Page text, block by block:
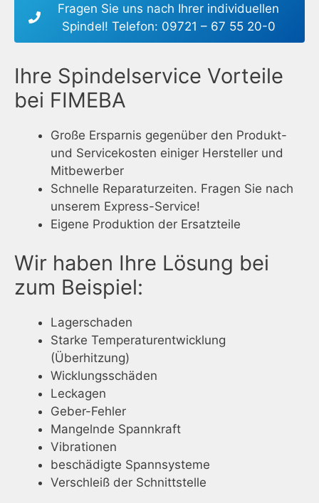
Fragen Sie uns nach Ihrer individuellen
Spindel! Telefon: 09721 – 67 55 20-0
Ihre Spindelservice Vorteile
bei FIMEBA
Große Ersparnis gegenüber den Produkt-
und Servicekosten einiger Hersteller und
Mitbewerber
Schnelle Reparaturzeiten. Fragen Sie nach
unserem Express-Service!
Eigene Produktion der Ersatzteile
Wir haben Ihre Lösung bei
zum Beispiel:
Lagerschaden
Starke Temperaturentwicklung
(Überhitzung)
Wicklungsschäden
Leckagen
Geber-Fehler
Mangelnde Spannkraft
Vibrationen
beschädigte Spannsysteme
Verschleiß der Schnittstelle